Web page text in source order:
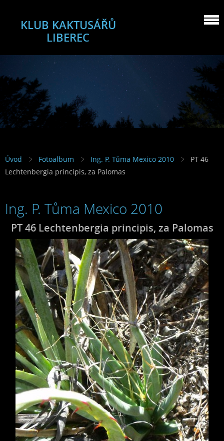
KLUB KAKTUSÁŘŮ
LIBEREC
Úvod Fotoalbum Ing. P. Tůma Mexico 2010
PT 46
Lechtenbergia principis, za Palomas
Ing. P. Tůma Mexico 2010
PT 46 Lechtenbergia principis, za Palomas